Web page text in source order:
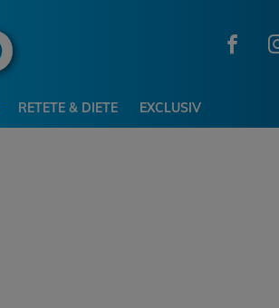
RETETE & DIETE EXCLUSIV